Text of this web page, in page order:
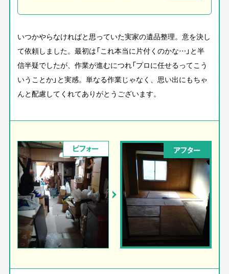
いつかやらなければと思っていた実家の遺品整理。意を決し
て依頼しました。最初は「これ本当に片付くのかな…」と半
信半疑でしたが、作業が進むにつれ「プロに任せるってこう
いうことか」と実感。単なる作業じゃなく、思い出にもちゃ
んと配慮してくれてありがとうございます。
ビフォー アフター